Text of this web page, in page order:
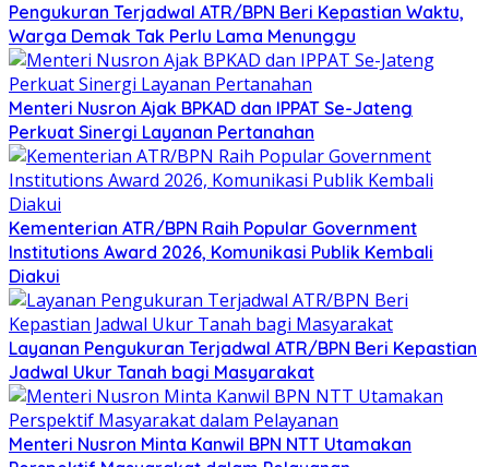
Pengukuran Terjadwal ATR/BPN Beri Kepastian Waktu,
Warga Demak Tak Perlu Lama Menunggu
Menteri Nusron Ajak BPKAD dan IPPAT Se-Jateng
Perkuat Sinergi Layanan Pertanahan
Kementerian ATR/BPN Raih Popular Government
Institutions Award 2026, Komunikasi Publik Kembali
Diakui
Layanan Pengukuran Terjadwal ATR/BPN Beri Kepastian
Jadwal Ukur Tanah bagi Masyarakat
Menteri Nusron Minta Kanwil BPN NTT Utamakan